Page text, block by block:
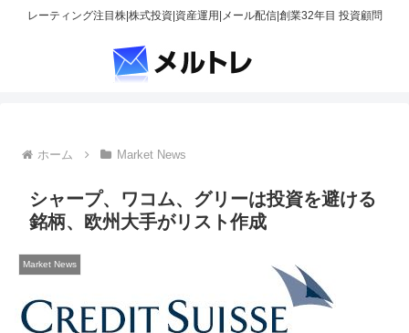
レーティング注目株|株式投資|資産運用|メール配信|創業32年目 投資顧問
ホーム Market News
シャープ、ワコム、グリーは投資を避ける
銘柄、欧州大手がリスト作成
Market News